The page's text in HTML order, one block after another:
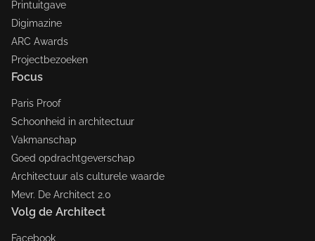
Printuitgave
Digimazine
ARC Awards
Projectbezoeken
Focus
Paris Proof
Schoonheid in architectuur
Vakmanschap
Goed opdrachtgeverschap
Architectuur als culturele waarde
Mevr. De Architect 2.0
Volg de Architect
Facebook